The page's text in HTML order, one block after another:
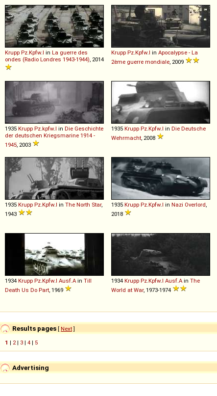
Krupp Pz Kpfw.I in La guerre des
ondes (Radio Londres 1943-1944) , 2014
Krupp Pz Kpfw.I in Apocalypse - La
2ème guerre mondiale , 2009
1935 Krupp Pz kpfw.I in Die Geschichte
der deutschen Kriegsmarine 1914 -
1945 , 2003
1935 Krupp Pz Kpfw.I in Die Deutsche
Wehrmacht , 2008
1935 Krupp Pz Kpfw.I in The North Star,
1943
1935 Krupp Pz Kpfw.I in Nazi Overlord
2018
1934 Krupp Pz Kpfw.I Ausf A in Till
Death Us Do Part , 1969
1934 Krupp Pz Kpfw.I Ausf A in The
World at War, 1973-1974
Results pages [ Next]
1 | 2 | 3 | 4 | 5
Advertising